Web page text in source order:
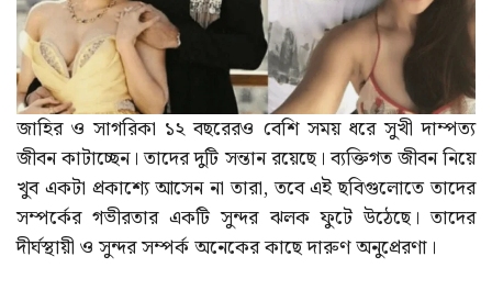
জাহির ও সাগরিকা ১২ বছরেরও বেশি সময় ধরে সুখী দাম্পত্য
জীবন কাটাচ্ছেন। তাদের দুটি সন্তান রয়েছে। ব্যক্তিগত জীবন নিয়ে
খুব একটা প্রকাশ্যে আসেন না তারা, তবে এই ছবিগুলোতে তাদের
সম্পর্কের গভীরতার একটি সুন্দর ঝলক ফুটে উঠেছে। তাদের
দীর্ঘস্থায়ী ও সুন্দর সম্পর্ক অনেকের কাছে দারুণ অনুপ্রেরণা।